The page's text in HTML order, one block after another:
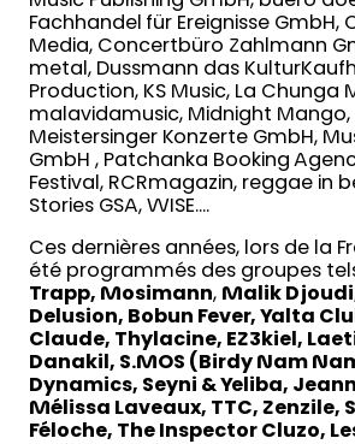
Fachhandel für Ereignisse GmbH,
Media, Concertbüro Zahlmann
metal, Dussmann das
Production, KS Music, La Chunga
malavidamusic, Midnight Mango,
Meistersinger Konzerte GmbH,
GmbH , Patchanka Booking
Festival, RCRmagazin, reggae in
Stories GSA, WISE….
Ces dernières années, lors de la
été programmés des groupes
Trapp, Mosimann, Malik
Delusion, Bobun Fever, Yalta
Claude, Thylacine, EZ3kiel,
Danakil, S.MOS (Birdy Nam
Dynamics, Seyni & Yeliba,
Mélissa Laveaux, TTC, Zenzile,
Féloche, The Inspector Cluzo,